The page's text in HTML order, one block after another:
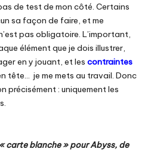
de test de mon côté. Certains
sa façon de faire, et me
pas obligatoire. L’important,
élément que je dois illustrer,
en y jouant, et les contraintes
tête… je me mets au travail. Donc
précisément : uniquement les
carte blanche » pour Abyss, de